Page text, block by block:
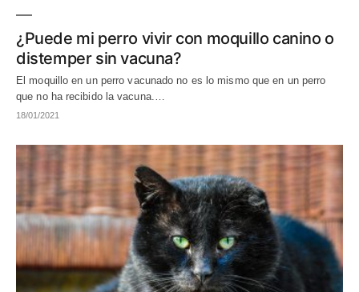
¿Puede mi perro vivir con moquillo canino o
distemper sin vacuna?
El moquillo en un perro vacunado no es lo mismo que en un perro
que no ha recibido la vacuna.…
18/01/2021